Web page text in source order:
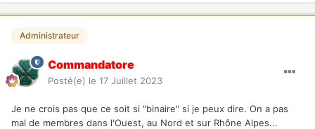
Administrateur
Commandatore
Posté(e) le 17 Juillet 2023
Je ne crois pas que ce soit si "binaire" si je peux dire. On a pas
mal de membres dans l'Ouest, au Nord et sur Rhône Alpes...